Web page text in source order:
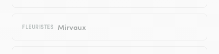
FLEURISTES Mirvaux